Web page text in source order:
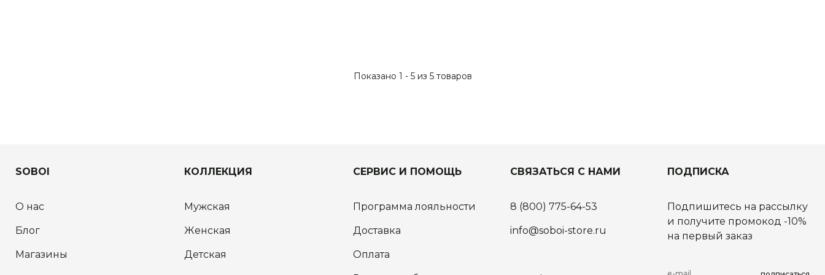
Показано 1 - 5 из 5 товаров
SOBOI
О нас
Блог
Магазины
КОЛЛЕКЦИЯ
Мужская
Женская
Детская
СЕРВИС И ПОМОЩЬ
Программа лояльности
Доставка
Оплата
СВЯЗАТЬСЯ С НАМИ
8 (800) 775-64-53
info@soboi-store.ru
ПОДПИСКА
Подпишитесь на рассылку
и получите промокод -10%
на первый заказ